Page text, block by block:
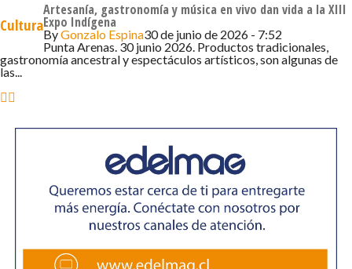
Centro Hijos de Chiloé en Punta Arenas, valoró que el
acuerdo reconozca la influencia chilota en la formación
de la región. «Es fundamental que las organizaciones de
Chiloé trabajen con Magallanes, porque hay mucha gente
El convenio tendrá vigencia indefinida y se proyecta como
un punto de partida para impulsar encuentros culturales,
festivales y nuevas investigaciones sobre la memoria
compartida entre los habitantes de ambas regiones del
Cultura
Artesanía, gastronomía y música en vivo dan vida a la XIII
Expo Indígena
ByGonzalo Espina30 de junio de 2026 - 7:52
Punta Arenas. 30 junio 2026. Productos tradicionales,
gastronomía ancestral y espectáculos artísticos, son algunas de
las...